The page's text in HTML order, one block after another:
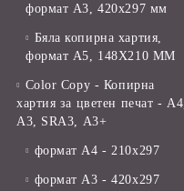
формат А3, 420x297 мм
Бяла копирна хартия,
формат А5, 148X210 ММ
Color Copy - Копирна
хартия за цветен печат - А4,
А3, SRA3, А3+
формат А4 - 210x297
формат А3 - 420x297